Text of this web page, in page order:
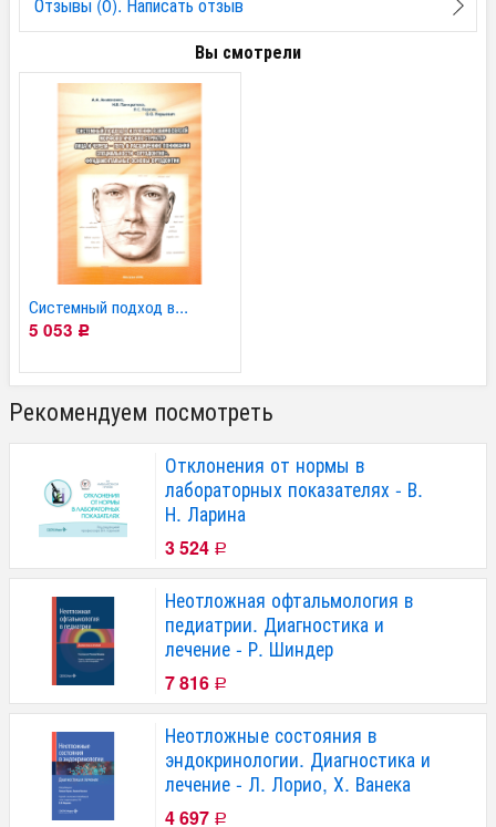
Отзывы (0). Написать отзыв
Вы смотрели
Системный подход в...
5 053 Р
Рекомендуем посмотреть
Отклонения от нормы в
лабораторных показателях - В.
Н. Ларина
3 524 Р
Неотложная офтальмология в
педиатрии. Диагностика и
лечение - Р. Шиндер
7 816 Р
Неотложные состояния в
эндокринологии. Диагностика и
лечение - Л. Лорио, Х. Ванека
4 697 Р